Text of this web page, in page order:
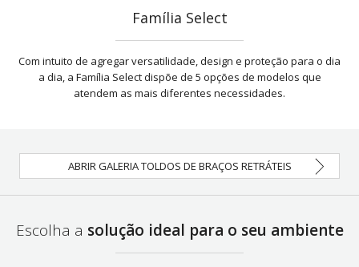
Família Select
Com intuito de agregar versatilidade, design e proteção para o dia
a dia, a Família Select dispõe de 5 opções de modelos que
atendem as mais diferentes necessidades.
ABRIR GALERIA TOLDOS DE BRAÇOS RETRÁTEIS
Escolha a solução ideal para o seu ambiente